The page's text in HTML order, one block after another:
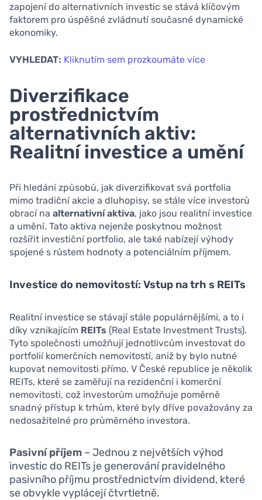
zapojení do alternativních investic se stává klíčovým
faktorem pro úspěšné zvládnutí současné dynamické
ekonomiky.
VYHLEDAT: Kliknutím sem prozkoumáte více
Diverzifikace
prostřednictvím
alternativních aktiv:
Realitní investice a umění
Při hledání způsobů, jak diverzifikovat svá portfolia
mimo tradiční akcie a dluhopisy, se stále více investorů
obrací na alternativní aktiva, jako jsou realitní investice
a umění. Tato aktiva nejenže poskytnou možnost
rozšířit investiční portfolio, ale také nabízejí výhody
spojené s růstem hodnoty a potenciálním příjmem.
Investice do nemovitostí: Vstup na trh s REITs
Realitní investice se stávají stále populárnějšími, a to i
díky vznikajícím REITs (Real Estate Investment Trusts).
Tyto společnosti umožňují jednotlivcům investovat do
portfolií komerčních nemovitostí, aniž by bylo nutné
kupovat nemovitosti přímo. V České republice je několik
REITs, které se zaměřují na rezidenční i komerční
nemovitosti, což investorům umožňuje poměrně
snadný přístup k trhům, které byly dříve považovány za
nedosažitelné pro průměrného investora.
Pasivní příjem – Jednou z největších výhod
investic do REITs je generování pravidelného
pasivního příjmu prostřednictvím dividend, které
se obvykle vyplácejí čtvrtletně.